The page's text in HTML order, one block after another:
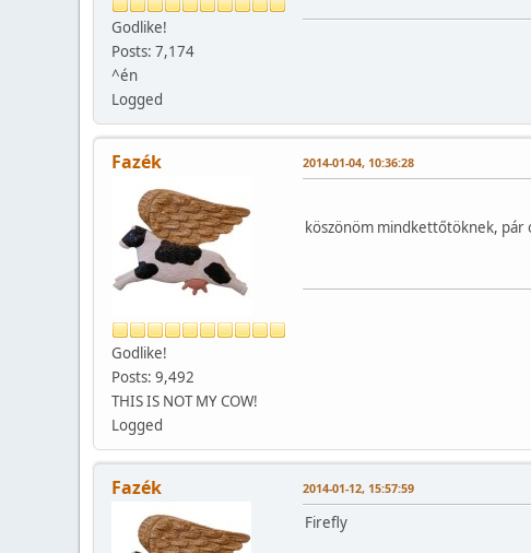
Godlike!
Posts: 7,174
^én
Logged
Fazék
Godlike!
Posts: 9,492
THIS IS NOT MY COW!
Logged
2014-01-04, 10:36:28
köszönöm mindkettőtöknek, pár
Fazék 2014-01-12, 15:57:59
Firefly